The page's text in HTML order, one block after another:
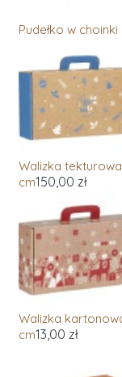
Pudełko w choinki
Walizka tekturowa
cm150,00 zł
Walizka
cm13,00 zł